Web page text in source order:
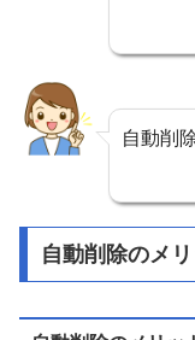
自動削
自動削除のメ